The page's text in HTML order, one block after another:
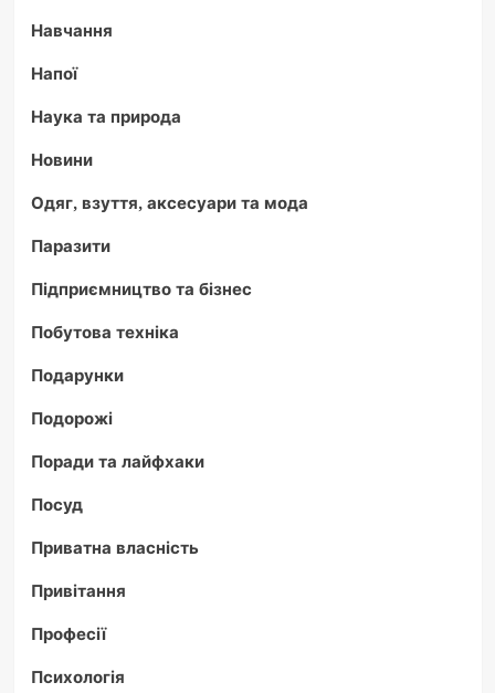
Навчання
Напої
Наука та природа
Новини
Одяг, взуття, аксесуари та мода
Паразити
Підприємництво та бізнес
Побутова техніка
Подарунки
Подорожі
Поради та лайфхаки
Посуд
Приватна власність
Привітання
Професії
Психологія